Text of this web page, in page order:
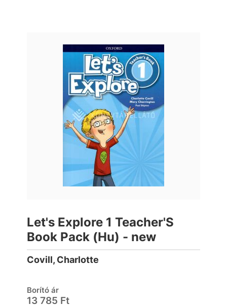
Let's Explore 1 Teacher'S
Book Pack (Hu) - new
Covill, Charlotte
Borító ár
13 785 Ft